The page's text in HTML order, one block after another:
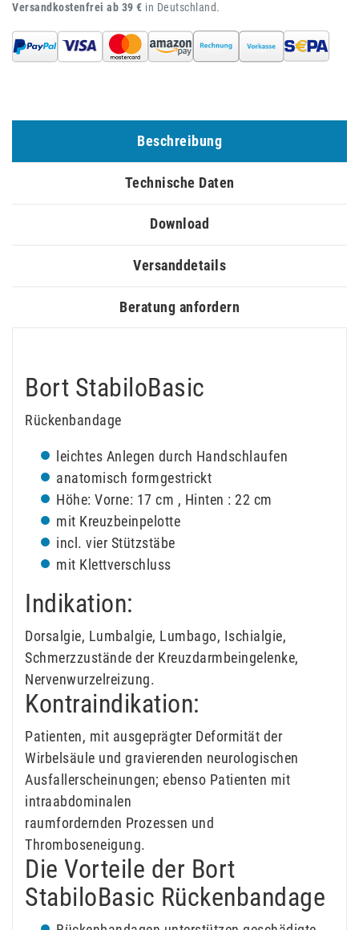
Versandkostenfrei ab 39 € in Deutschland.
Beschreibung
Technische Daten
Download
Versanddetails
Beratung anfordern
Bort StabiloBasic
Rückenbandage
leichtes Anlegen durch Handschlaufen
anatomisch formgestrickt
Höhe: Vorne: 17 cm , Hinten : 22 cm
mit Kreuzbeinpelotte
incl. vier Stützstäbe
mit Klettverschluss
Indikation:
Dorsalgie, Lumbalgie, Lumbago, Ischialgie,
Schmerzzustände der Kreuzdarmbeingelenke,
Nervenwurzelreizung.
Kontraindikation:
Patienten, mit ausgeprägter Deformität der
Wirbelsäule und gravierenden neurologischen
Ausfallerscheinungen; ebenso Patienten mit
intraabdominalen
raumfordernden Prozessen und
Thromboseneigung.
Die Vorteile der Bort
StabiloBasic Rückenbandage